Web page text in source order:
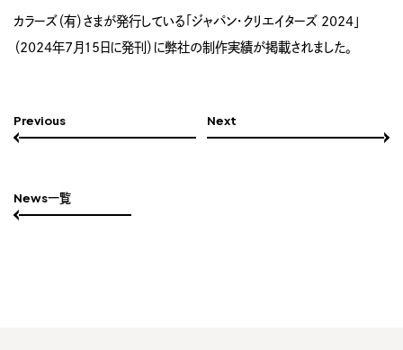
Next
Previous
News一覧
カラーズ（有）さまが発行している「ジャパン・クリエイターズ 2024」
（2024年7月15日に発刊）に弊社の制作実績が掲載されました。